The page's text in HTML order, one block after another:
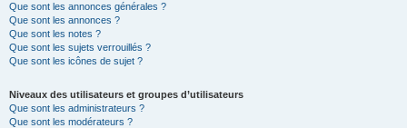
Que sont les annonces générales ?
Que sont les annonces ?
Que sont les notes ?
Que sont les sujets verrouillés ?
Que sont les icônes de sujet ?
Niveaux des utilisateurs et groupes d’utilisateurs
Que sont les administrateurs ?
Que sont les modérateurs ?